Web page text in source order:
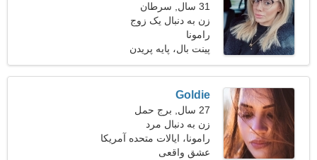
31 سال, سرطان
زن به دنبال یک زوج
رامونا
پینت بال، پایه پریدن
Goldie
27 سال, برج حمل
زن به دنبال مرد
رامونا، ایالات متحده آمریکا
عشق واقعی